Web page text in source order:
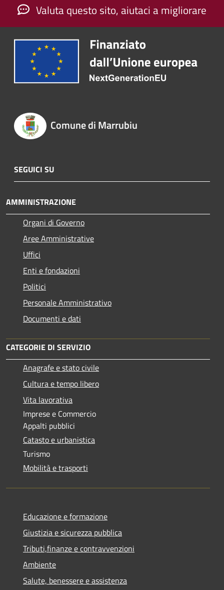
Valuta questo sito, aiutaci a migliorare
Comune di Marrubiu
SEGUICI SU
AMMINISTRAZIONE
Organi di Governo
Aree Amministrative
Uffici
Enti e fondazioni
Politici
Personale Amministrativo
Documenti e dati
CATEGORIE DI SERVIZIO
Anagrafe e stato civile
Cultura e tempo libero
Vita lavorativa
Imprese e Commercio
Appalti pubblici
Catasto e urbanistica
Turismo
Mobilità e trasporti
Educazione e formazione
Giustizia e sicurezza pubblica
Tributi,finanze e contravvenzioni
Ambiente
Salute, benessere e assistenza